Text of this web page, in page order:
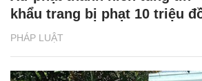
PHÁP LUẬT
khẩu trang bị phạt 10 triệu